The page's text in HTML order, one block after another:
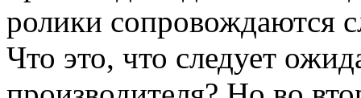
ролики сопровождаются
Что это, что следует